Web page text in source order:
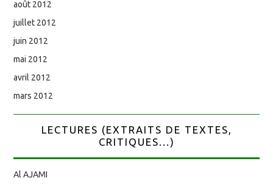
août 2012
juillet 2012
juin 2012
mai 2012
avril 2012
mars 2012
LECTURES (EXTRAITS DE TEXTES,
CRITIQUES...)
Al AJAMI